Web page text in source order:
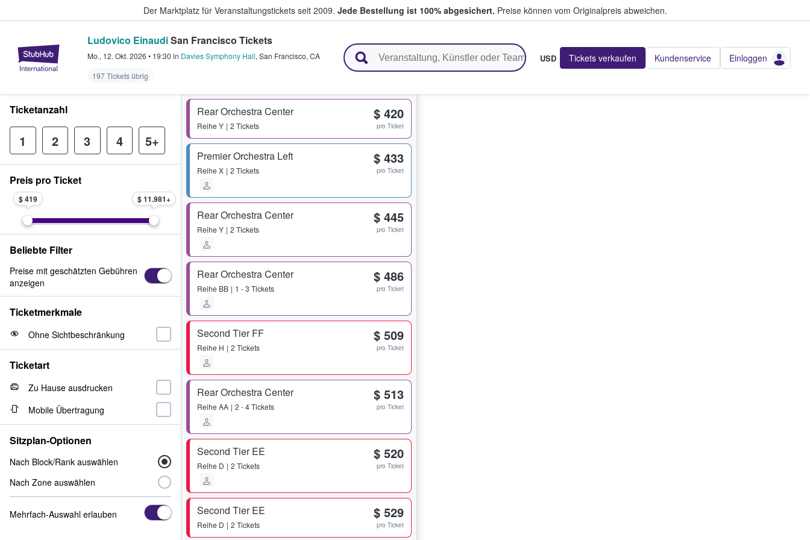
Der Marktplatz für Veranstaltungstickets seit 2009. Jede Bestellung ist 100% abgesichert. Preise können vom Originalpreis abweichen.
StubHub - Wo Fans Tickets kaufen & verkaufen
Ludovico EinaudiSan Francisco Tickets
Mo., 12. Okt. 2026 • 19:30 in Davies Symphony Hall, San Francisco, CA
197 Tickets übrig
USD Tickets verkaufen Kundenservice Einloggen
Rear Orchestra Center
Reihe Y 2 Tickets
$ 420
pro Ticket
Premier Orchestra Left
Reihe X 2 Tickets
$ 433
pro Ticket
Rear Orchestra Center
Reihe Y 2 Tickets
$ 445
pro Ticket
Rear Orchestra Center
Reihe BB 1 - 3 Tickets
$ 486
pro Ticket
Second Tier FF
Reihe H 2 Tickets
$ 509
pro Ticket
Rear Orchestra Center
Reihe AA 2 - 4 Tickets
$ 513
pro Ticket
Second Tier EE
Reihe D 2 Tickets
$ 520
pro Ticket
Second Tier EE
Reihe D 2 Tickets
$ 529
pro Ticket
Ticketanzahl
1 2 3 4 5+
Preis pro Ticket
$ 419 $ 11.981
Beliebte Filter
Preise mit geschätzten Gebühren
anzeigen
Ticketmerkmale
Ohne Sichtbeschränkung
Ticketart
Zu Hause ausdrucken
Mobile Übertragung
Sitzplan-Optionen
Nach Block/Rank auswählen
Nach Zone auswählen
Mehrfach-Auswahl erlauben